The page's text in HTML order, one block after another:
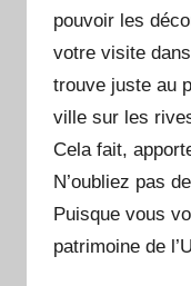
pouvoir les
votre visite
trouve juste au
ville sur les
Cela fait,
N’oubliez pas
Puisque vous
patrimoine de